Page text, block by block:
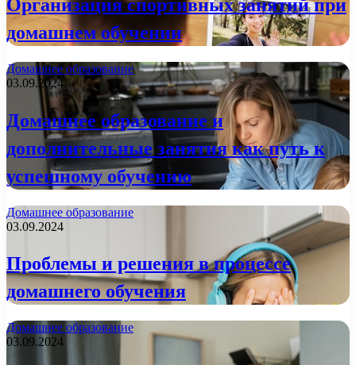
домашнем обучении
Домашнее образование
03.09.2024
Домашнее образование и
дополнительные занятия как путь к
успешному обучению
Домашнее образование
03.09.2024
Проблемы и решения в процессе
домашнего обучения
Домашнее образование
03.09.2024